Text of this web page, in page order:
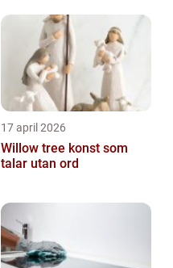
17 april 2026
Willow tree konst som
talar utan ord